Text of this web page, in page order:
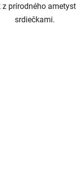
prírodného
srdiečkami.